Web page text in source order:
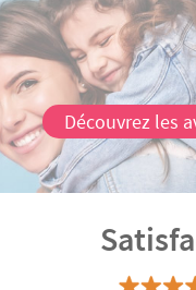
Découvrez les